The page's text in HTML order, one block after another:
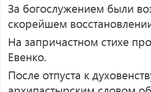
За богослужением были
скорейшем
На запричастном стихе
Евенко.
После отпуста к